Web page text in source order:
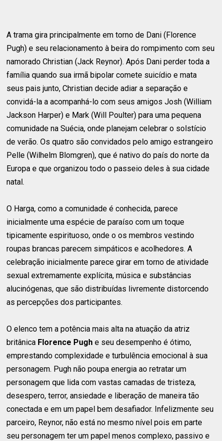
A trama gira principalmente em torno de Dani (Florence
Pugh) e seu relacionamento à beira do rompimento com seu
namorado Christian (Jack Reynor). Após Dani perder toda a
família quando sua irmã bipolar comete suicídio e mata
seus pais junto, Christian decide adiar a separação e
convidá-la a acompanhá-lo com seus amigos Josh (William
Jackson Harper) e Mark (Will Poulter) para uma pequena
comunidade na Suécia, onde planejam celebrar o solstício
de verão. Os quatro são convidados pelo amigo estrangeiro
Pelle (Wilhelm Blomgren), que é nativo do país do norte da
Europa e que organizou todo o passeio deles à sua cidade
natal.
O Harga, como a comunidade é conhecida, parece
inicialmente uma espécie de paraíso com um toque
tipicamente espirituoso, onde o os membros vestindo
roupas brancas parecem simpáticos e acolhedores. A
celebração inicialmente parece girar em torno de atividade
sexual extremamente explícita, música e substâncias
alucinógenas, que são distribuídas livremente distorcendo
as percepções dos participantes.
O elenco tem a potência mais alta na atuação da atriz
britânica Florence Pugh e seu desempenho é ótimo,
emprestando complexidade e turbulência emocional à sua
personagem. Pugh não poupa energia ao retratar um
personagem que lida com vastas camadas de tristeza,
desespero, terror, ansiedade e liberação de maneira tão
conectada e em um papel bem desafiador. Infelizmente seu
parceiro, Reynor, não está no mesmo nível pois em parte
seu personagem ter um papel menos complexo, passivo e